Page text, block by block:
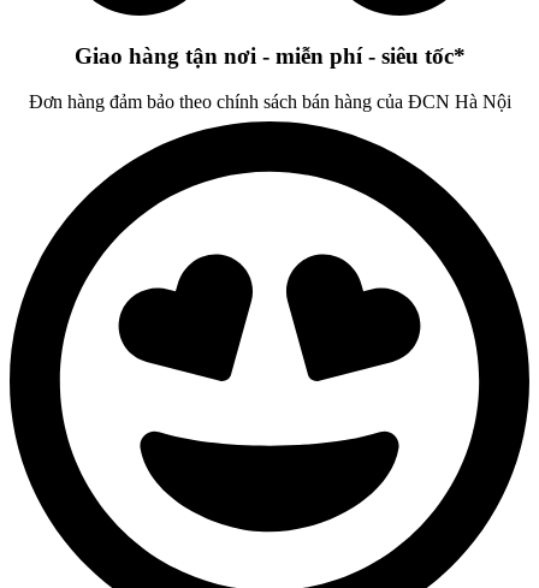
Giao hàng tận nơi - miễn phí - siêu tốc*
Đơn hàng đảm bảo theo chính sách bán hàng của ĐCN Hà Nội